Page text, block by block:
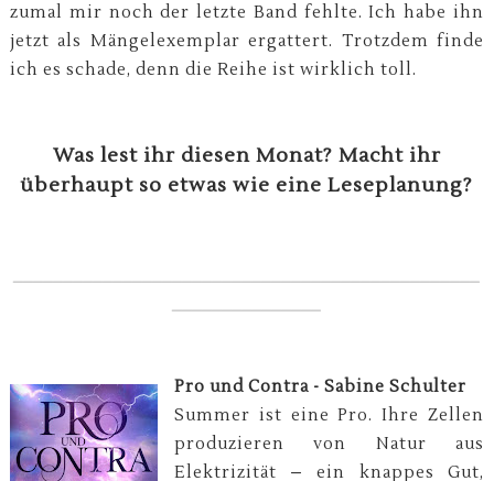
zumal mir noch der letzte Band fehlte. Ich habe ihn
jetzt als Mängelexemplar ergattert. Trotzdem finde
ich es schade, denn die Reihe ist wirklich toll.
Was lest ihr diesen Monat? Macht ihr
überhaupt so etwas wie eine Leseplanung?
Pro und Contra - Sabine Schulter
Summer ist eine Pro. Ihre Zellen
produzieren von Natur aus
Elektrizität – ein knappes Gut,